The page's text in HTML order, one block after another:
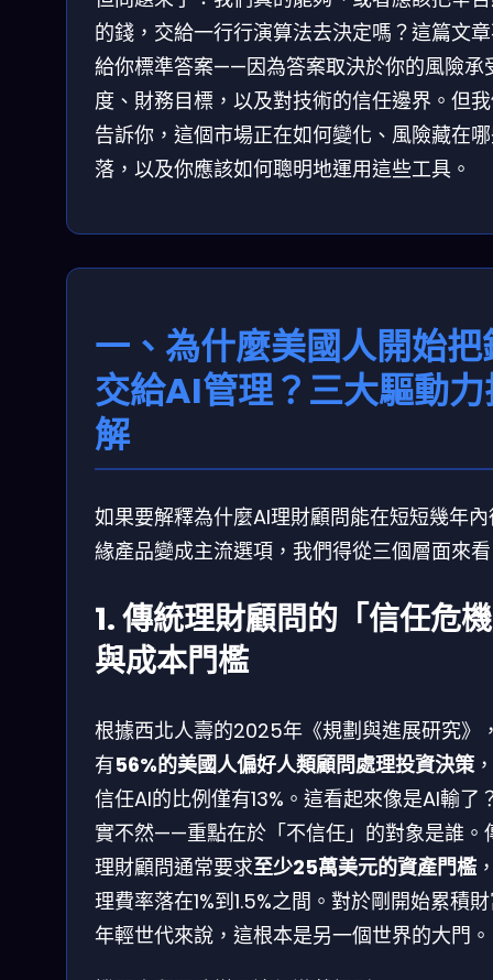
的錢，交給一行行演算法去決定嗎？這篇文
給你標準答案——因為答案取決於你的風險承
度、財務目標，以及對技術的信任邊界。但
告訴你，這個市場正在如何變化、風險藏在
落，以及你應該如何聰明地運用這些工具。
一、為什麼美國人開始把
交給AI管理？三大驅動
解
如果要解釋為什麼AI理財顧問能在短短幾年
緣產品變成主流選項，我們得從三個層面來
1. 傳統理財顧問的「信任危
與成本門檻
根據西北人壽的2025年《規劃與進展研究》
有56%的美國人偏好人類顧問處理投資決策
信任AI的比例僅有13%。這看起來像是AI輸了
實不然——重點在於「不信任」的對象是誰。
理財顧問通常要求至少25萬美元的資產門檻
理費率落在1%到1.5%之間。對於剛開始累積
年輕世代來說，這根本是另一個世界的大門。